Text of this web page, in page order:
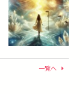
一覧へ